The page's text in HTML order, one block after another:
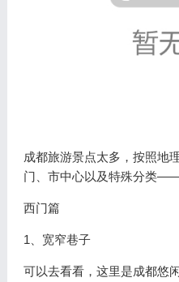
成都旅游景点太多，按照地
门、市中心以及特殊分类——
西门篇
1、宽窄巷子
可以去看看，这里是成都悠